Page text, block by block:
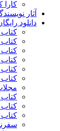
آثار
دانلود
کتاب
کتاب
کتاب
کتاب
کتاب
کتاب
کتاب